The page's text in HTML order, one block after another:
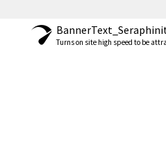
Turns on site high speed to be